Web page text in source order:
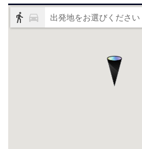
出発地をお選びください